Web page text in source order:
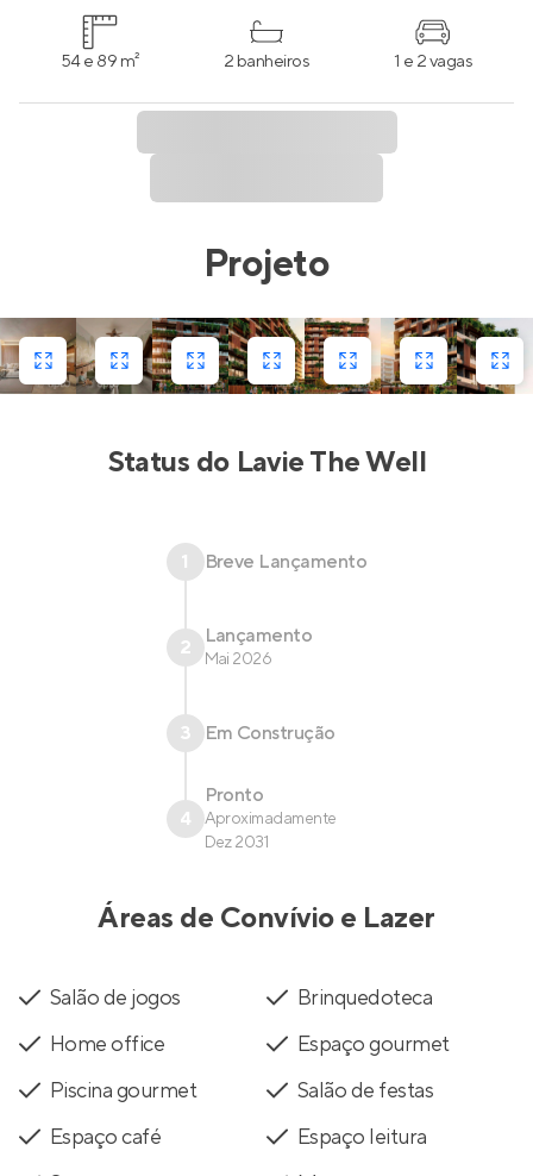
54 e 89 m² 2 banheiros 1 e 2 vagas
Projeto
Status do Lavie The Well
1 Breve Lançamento
2 Lançamento
Mai 2026
3 Em Construção
4
Pronto
Aproximadamente
Dez 2031
Áreas de Convívio e Lazer
Salão de jogos
Brinquedoteca
Home office
Espaço gourmet
Piscina gourmet
Salão de festas
Espaço café
Espaço leitura